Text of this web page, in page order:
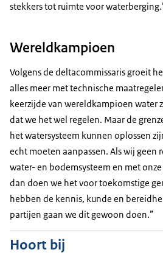
stekkers tot ruimte voor
Wereldkampioen
Volgens de deltacommissaris groeit
alles meer met technische
keerzijde van wereldkampioen water
dat we het wel regelen. Maar de
het watersysteem kunnen oplossen
echt moeten aanpassen. Als wij
water- en bodemsysteem en met
dan doen we het voor toekomstige
hebben de kennis, kunde en
partijen gaan we dit gewoon doen.”
Hoort bij